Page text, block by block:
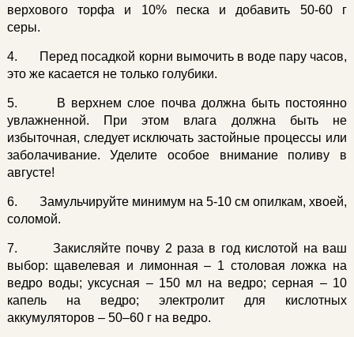
верхового торфа и 10% песка и добавить 50-60 г
серы.
4. Перед посадкой корни вымочить в воде пару часов,
это же касается не только голубики.
5. В верхнем слое почва должна быть постоянно
увлажненной. При этом влага должна быть не
избыточная, следует исключать застойные процессы или
заболачивание. Уделите особое внимание поливу в
августе!
6. Замульчируйте минимум на 5-10 см опилкам, хвоей,
соломой.
7. Закисляйте почву 2 раза в год кислотой на ваш
выбор: щавелевая и лимонная – 1 столовая ложка на
ведро воды; уксусная – 150 мл на ведро; серная – 10
капель на ведро; электролит для кислотных
аккумуляторов – 50–60 г на ведро.